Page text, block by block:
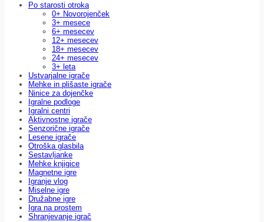
Po starosti otroka
0+ Novorojenček
3+ mesece
6+ mesecev
12+ mesecev
18+ mesecev
24+ mesecev
3+ leta
Ustvarjalne igrače
Mehke in plišaste igrače
Ninice za dojenčke
Igralne podloge
Igralni centri
Aktivnostne igrače
Senzorične igrače
Lesene igrače
Otroška glasbila
Sestavljanke
Mehke knjigice
Magnetne igre
Igranje vlog
Miselne igre
Družabne igre
Igra na prostem
Shranjevanje igrač